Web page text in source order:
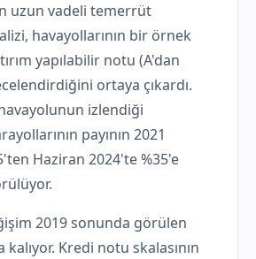
uzun vadeli temerrüt
havayollarının bir örnek
yapılabilir notu (A'dan
ortaya çıkardı.
izlendiği
payının 2021
Haziran 2024'te %35'e
2019 sonunda görülen
kalıyor. Kredi notu skalasının